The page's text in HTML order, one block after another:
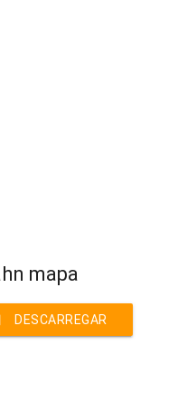
mapa
DESCARREGAR